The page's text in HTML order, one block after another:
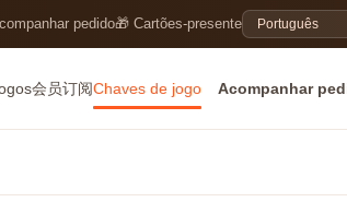
pedido🎁 Cartões-presente
会员订阅Chaves de jogo Acompanhar